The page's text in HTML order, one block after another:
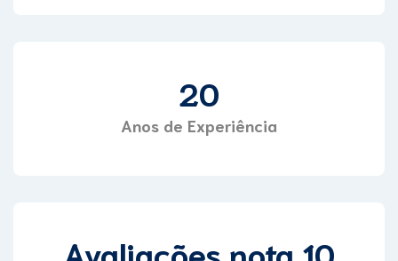
20
Anos de Experiência
Avaliações nota 10